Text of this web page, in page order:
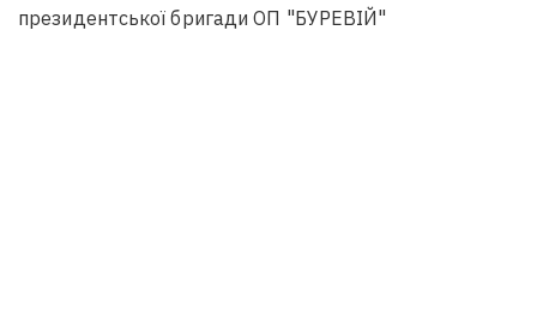
президентської бригади ОП "БУРЕВІЙ"